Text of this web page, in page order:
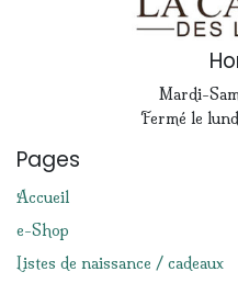
Mardi-
Fermé le
Pages
Accueil
e-Shop
Listes de naissance / cadeaux